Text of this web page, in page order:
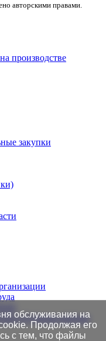
авторскими правами.
производстве
закупки
в Едином портале
обслуживания на
Продолжая его
с тем, что файлы